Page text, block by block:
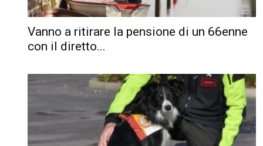
Vanno a ritirare la pensione di un 66enne
con il diretto...